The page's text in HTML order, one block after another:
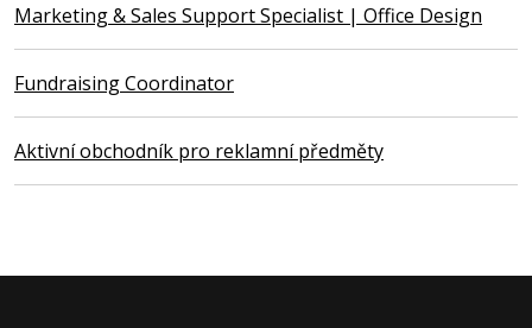
Marketing & Sales Support Specialist | Office Design
Fundraising Coordinator
Aktivní obchodník pro reklamní předměty